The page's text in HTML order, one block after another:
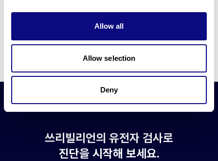
Allow all
Allow selection
Deny
더 정확한 변이 해석과 높은 진단율을 위한 쓰리빌리언의 기술에 대해 알아보
쓰리빌리언의 유전자 검사로
진단을 시작해 보세요.